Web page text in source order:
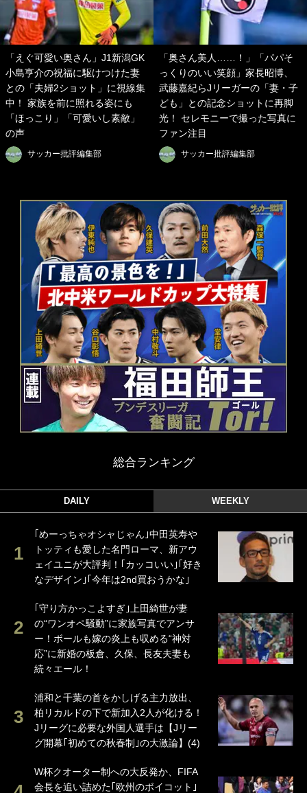
「えぐ可愛い奥さん」J1新潟GK
小島亨介の祝福に駆けつけた妻
との「夫婦2ショット」に視線集
中！ 家族を前に照れる姿にも
「ほっこり」「可愛いし素敵」
の声
サッカー批評編集部
「奥さん美人……！」「パパそ
っくりのいい笑顔」家長昭博、
武藤嘉紀らJリーガーの「妻・子
ども」との記念ショットに再脚
光！ セレモニーで撮った写真に
ファン注目
サッカー批評編集部
総合ランキング
DAILY WEEKLY
｢めーっちゃオシャじゃん｣中田英寿や
トッティも愛した名門ローマ、新アウ
ェイユニが大評判！｢カッコいい｣｢好き
なデザイン｣｢今年は2nd買おうかな｣
｢守り方かっこよすぎ｣上田綺世が妻
の“ワンオペ騒動”に家族写真でアンサ
ー！ボールも嫁の炎上も収める“神対
応”に新婚の板倉、久保、長友夫妻も
続々エール！
浦和と千葉の首をかしげる主力放出、
柏リカルドの下で新加入2人が化ける！
Jリーグに必要な外国人選手は【Jリー
グ開幕｢初めての秋春制｣の大激論】(4)
W杯クオーター制への大反発か、FIFA
会長を追い詰めた｢欧州のボイコット｣